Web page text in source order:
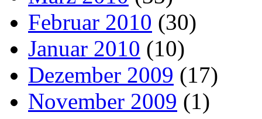
Februar 2010 (30)
Januar 2010 (10)
Dezember 2009 (17)
November 2009 (1)